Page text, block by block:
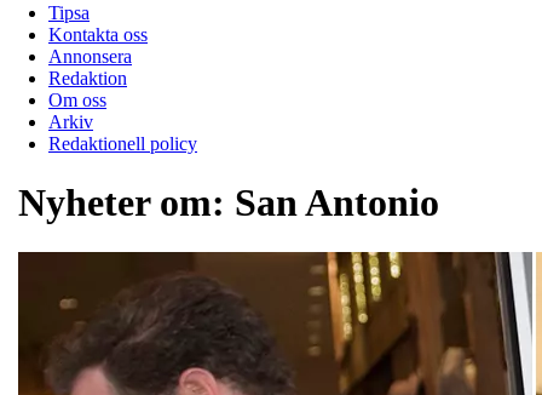
Tipsa
Kontakta oss
Annonsera
Redaktion
Om oss
Arkiv
Redaktionell policy
Nyheter om: San Antonio